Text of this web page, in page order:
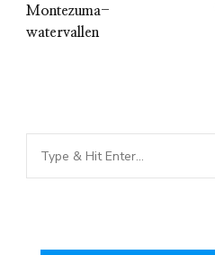
Montezuma-
watervallen
Looking
for